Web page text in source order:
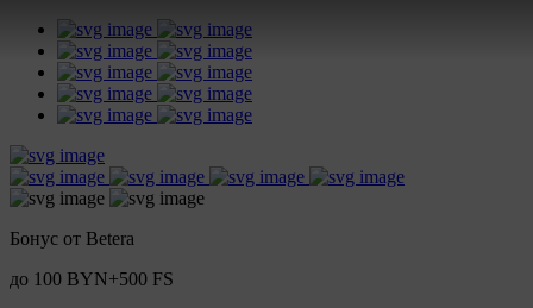
Бонус от Betera
до 100 BYN+500 FS